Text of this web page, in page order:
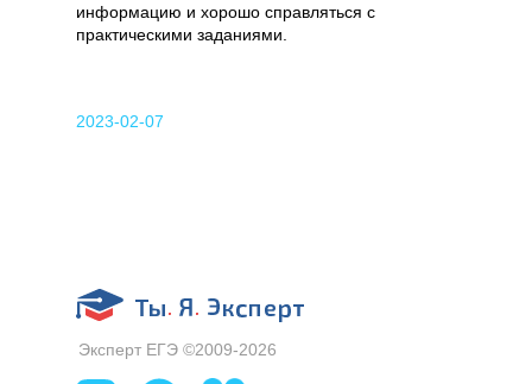
2023-02-07
информацию и хорошо справляться с
практическими заданиями.
Эксперт ЕГЭ ©2009-2026